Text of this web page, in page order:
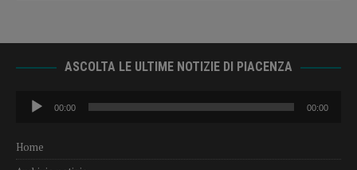
ASCOLTA LE ULTIME NOTIZIE DI PIACENZA
Audio
Player
00:00 00:00
Home